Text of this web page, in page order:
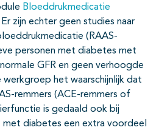
Bloeddrukmedicatie
Er zijn echter geen studies naar
(RAAS-
personen met diabetes met
GFR en geen verhoogde
werkgroep het waarschijnlijk dat
remmers (ACE-remmers of
is gedaald ook bij
diabetes een extra voordeel